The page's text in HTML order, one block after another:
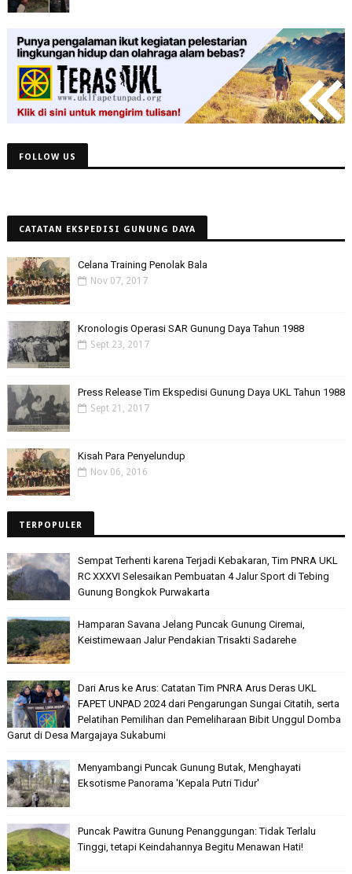
FOLLOW US
CATATAN EKSPEDISI GUNUNG DAYA
Celana Training Penolak Bala
Nov 07, 2017
Kronologis Operasi SAR Gunung Daya Tahun 1988
Sept 23, 2017
Press Release Tim Ekspedisi Gunung Daya UKL Tahun 1988
Sept 21, 2017
Kisah Para Penyelundup
Nov 06, 2016
TERPOPULER
Sempat Terhenti karena Terjadi Kebakaran, Tim PNRA UKL
RC XXXVI Selesaikan Pembuatan 4 Jalur Sport di Tebing
Gunung Bongkok Purwakarta
Hamparan Savana Jelang Puncak Gunung Ciremai,
Keistimewaan Jalur Pendakian Trisakti Sadarehe
Dari Arus ke Arus: Catatan Tim PNRA Arus Deras UKL
FAPET UNPAD 2024 dari Pengarungan Sungai Citatih, serta
Pelatihan Pemilihan dan Pemeliharaan Bibit Unggul Domba
Garut di Desa Margajaya Sukabumi
Menyambangi Puncak Gunung Butak, Menghayati
Eksotisme Panorama 'Kepala Putri Tidur'
Puncak Pawitra Gunung Penanggungan: Tidak Terlalu
Tinggi, tetapi Keindahannya Begitu Menawan Hati!